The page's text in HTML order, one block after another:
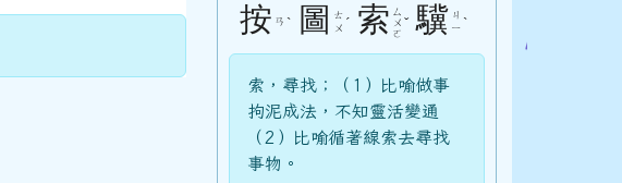
106學年度(107年6月)第48屆教師
按 ㄢ ˋ 圖
ㄊ
ㄨ ˊ 索 ㄙ
ㄨ
ㄛ
ˇ 驥 ㄐ
ㄧ ˋ
索，尋找；（1）比喻做事
拘泥成法，不知靈活變通
（2）比喻循著線索去尋找
事物。